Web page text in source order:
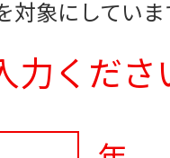
象にしていま
くださ